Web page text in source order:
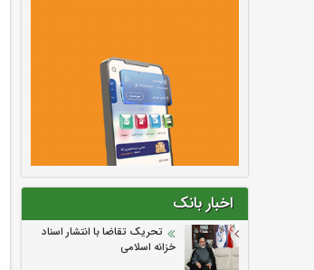
اخبار بانک
تحریک تقاضا با انتشار اسناد
خزانه اسلامی